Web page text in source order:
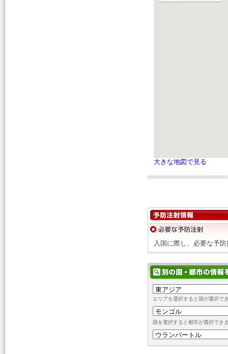
大きな地図で見る
入国に際し、必要な予
エリアを選択すると国が選択で
国を選択すると都市が選択でき